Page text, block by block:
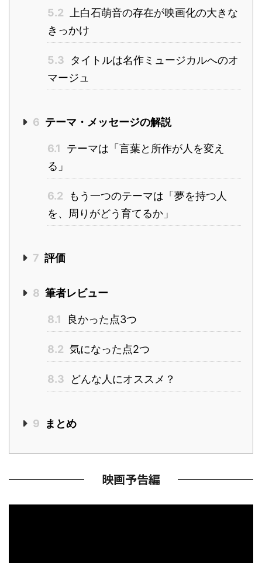
5.2
上白石萌音の存在が映画化の大きな
きっかけ
5.3
タイトルは名作ミュージカルへのオ
マージュ
6 テーマ・メッセージの解説
6.1
テーマは「言葉と所作が人を変え
る」
6.2
もう一つのテーマは「夢を持つ人
を、周りがどう育てるか」
7 評価
8 筆者レビュー
8.1 良かった点3つ
8.2 気になった点2つ
8.3 どんな人にオススメ？
9 まとめ
映画予告編